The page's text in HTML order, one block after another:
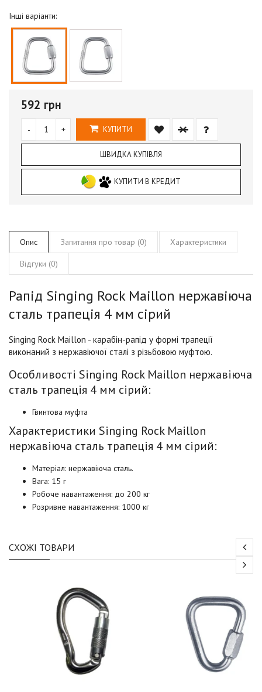
Інші варіанти:
592 грн
- + КУПИТИ
ШВИДКА КУПІВЛЯ
КУПИТИ В КРЕДИТ
Опис Запитання про товар (0) Характеристики
Відгуки (0)
Рапід Singing Rock Maillon нержавіюча
сталь трапеція 4 мм сірий
Singing Rock Maillon - карабін-рапід у формі трапеції
виконаний з нержавіючої сталі з різьбовою муфтою.
Особливості Singing Rock Maillon нержавіюча
сталь трапеція 4 мм сірий:
Гвинтова муфта
Характеристики Singing Rock Maillon
нержавіюча сталь трапеція 4 мм сірий:
Матеріал: нержавіюча сталь.
Вага: 15 г
Робоче навантаження: до 200 кг
Розривне навантаження: 1000 кг
СХОЖІ ТОВАРИ